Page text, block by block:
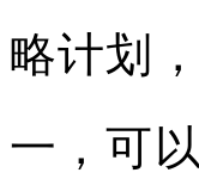
略计划，
一，可以